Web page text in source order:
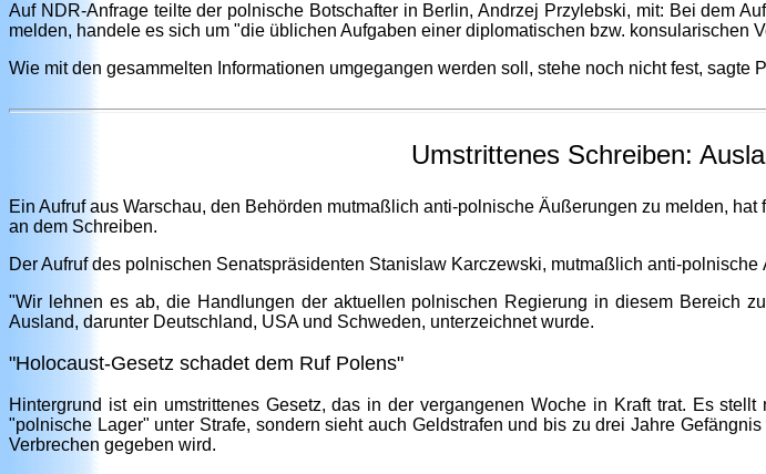
Auf NDR-Anfrage teilte der polnische Botschafter in Berlin, Andrzej Przylebski, mit: Bei dem
melden, handele es sich um "die üblichen Aufgaben einer diplomatischen bzw. konsularischen
Wie mit den gesammelten Informationen umgegangen werden soll, stehe noch nicht fest,
Umstrittenes Schreiben:
Ein Aufruf aus Warschau, den Behörden mutmaßlich anti-polnische Äußerungen zu melden,
an dem Schreiben.
Der Aufruf des polnischen Senatspräsidenten Stanislaw Karczewski, mutmaßlich anti-
"Wir lehnen es ab, die Handlungen der aktuellen polnischen Regierung in diesem Bereich
Ausland, darunter Deutschland, USA und Schweden, unterzeichnet wurde.
"Holocaust-Gesetz schadet dem Ruf Polens"
Hintergrund ist ein umstrittenes Gesetz, das in der vergangenen Woche in Kraft trat. Es
"polnische Lager" unter Strafe, sondern sieht auch Geldstrafen und bis zu drei Jahre
Verbrechen gegeben wird.